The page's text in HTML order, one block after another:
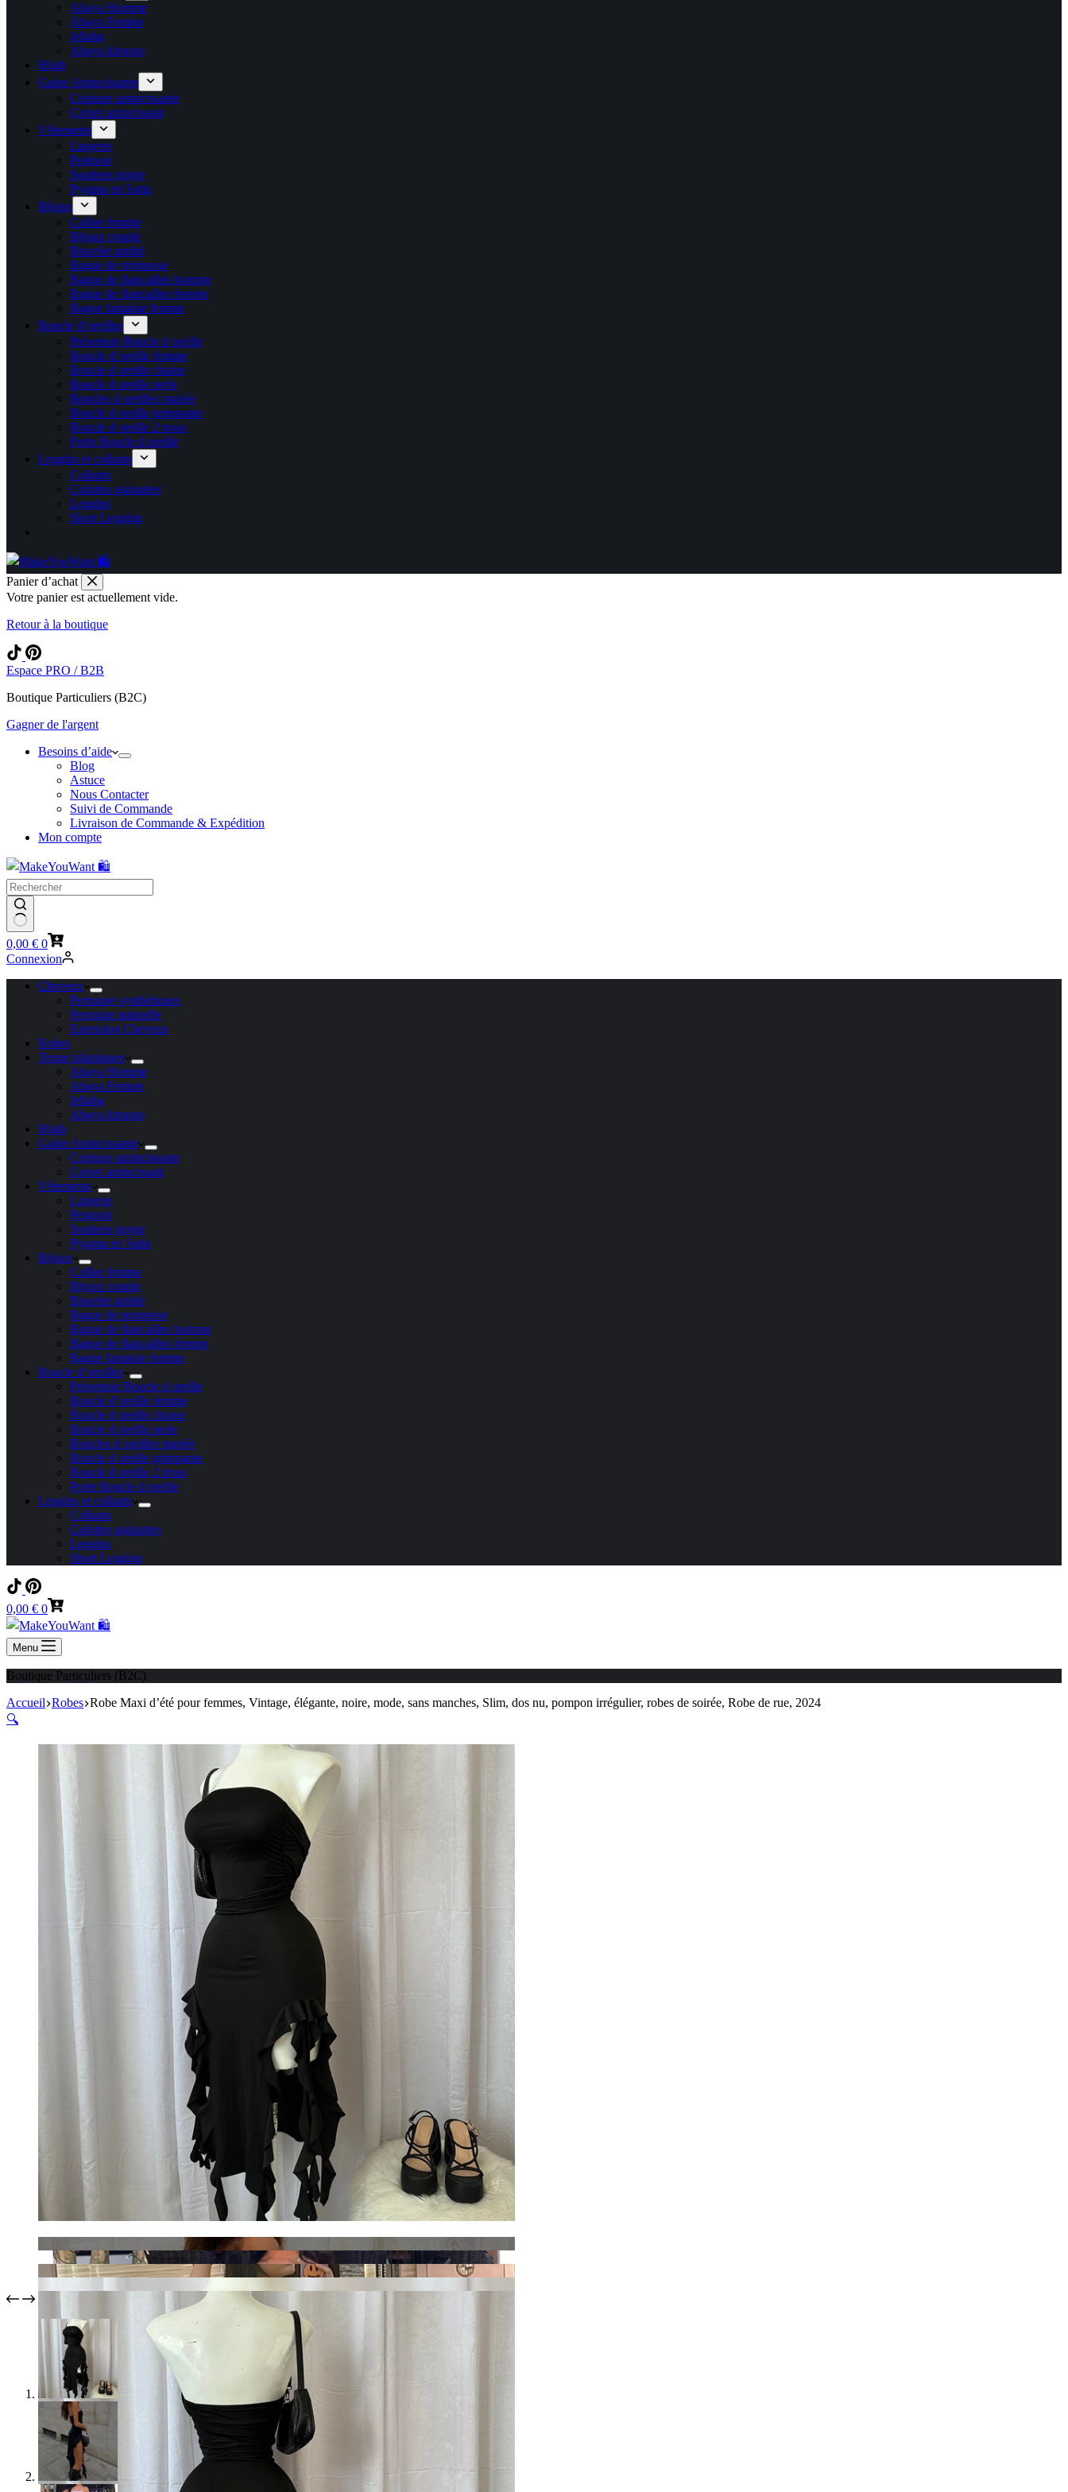
Abaya Homme
Abaya Femme
Jellaba
Abaya kimono
Hijab
Gaine Amincissante
Ceinture amincissante
Corset amincissant
Vêtements
Lingerie
Peignoir
Soutiens gorge
Pyjama en Satin
Bijoux
Collier femme
Bijoux couple
Bracelet amitié
Bague de promesse
Bague de fiançailles homme
Bague de fiançailles femme
Bague fantaisie femme
Boucle d’oreilles
Présentoir Boucle d oreille
Boucle d’oreille femme
Boucle d oreille chaine
Boucle d oreille perle
Boucles d oreilles mariée
Boucle d oreille grimpante
Boucle d oreille 2 trous
Porte Boucle d oreille
Leggins et collants
Collants
Culottes gainantes
Leggins
Short Legging
Panier d’achat
Votre panier est actuellement vide.
Retour à la boutique
Espace PRO / B2B
Boutique Particuliers (B2C)
Gagner de l'argent
Besoins d’aide
Blog
Astuce
Nous Contacter
Suivi de Commande
Livraison de Commande & Expédition
Mon compte
Panier
d’achat
0,00 € 0
Connexion
Cheveux
Perruque synthétiques
Perruque naturelle
Extension Cheveux
Robes
Tenue islamiques
Abaya Homme
Abaya Femme
Jellaba
Abaya kimono
Hijab
Gaine Amincissante
Ceinture amincissante
Corset amincissant
Vêtements
Lingerie
Peignoir
Soutiens gorge
Pyjama en Satin
Bijoux
Collier femme
Bijoux couple
Bracelet amitié
Bague de promesse
Bague de fiançailles homme
Bague de fiançailles femme
Bague fantaisie femme
Boucle d’oreilles
Présentoir Boucle d oreille
Boucle d’oreille femme
Boucle d oreille chaine
Boucle d oreille perle
Boucles d oreilles mariée
Boucle d oreille grimpante
Boucle d oreille 2 trous
Porte Boucle d oreille
Leggins et collants
Collants
Culottes gainantes
Leggins
Short Legging
Panier
d’achat
0,00 € 0
Menu
Boutique Particuliers (B2C)
Accueil Robes Robe Maxi d’été pour femmes, Vintage, élégante, noire, mode, sans manches, Slim, dos nu, pompon irrégulier, robes de soirée, Robe de rue, 2024
🔍